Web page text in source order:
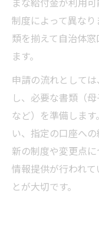
制度によって異な
類を揃えて自治体
ます。
申請の流れとして
し、必要な書類（
など）を準備しま
い、指定の口座へ
新の制度や変更点
情報提供が行われ
とが大切です。